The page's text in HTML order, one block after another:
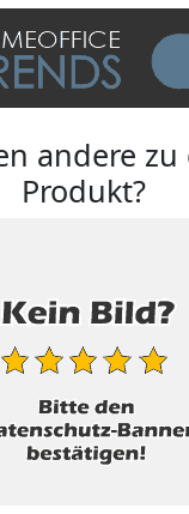
andere
Produkt?